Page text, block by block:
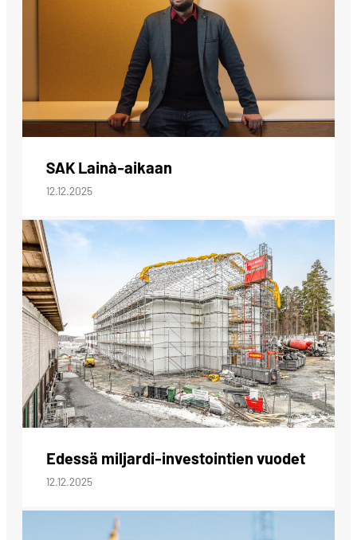
SAK Lainà-aikaan
12.12.2025
Edessä miljardi-investointien vuodet
12.12.2025